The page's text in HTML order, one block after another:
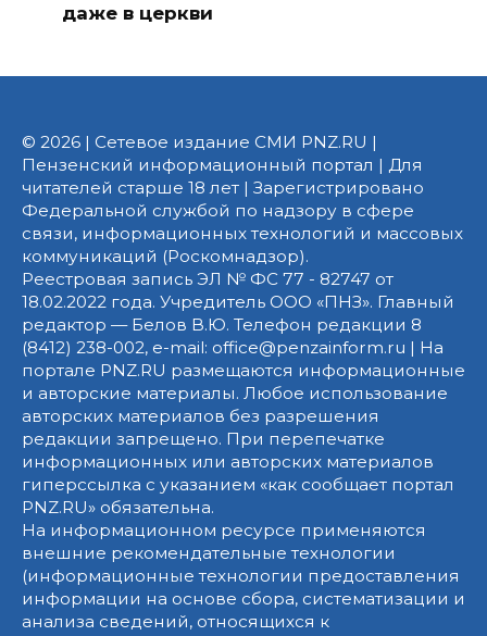
даже в церкви
© 2026 | Сетевое издание СМИ PNZ.RU |
Пензенский информационный портал | Для
читателей старше 18 лет | Зарегистрировано
Федеральной службой по надзору в сфере
связи, информационных технологий и массовых
коммуникаций (Роскомнадзор).
Реестровая запись ЭЛ № ФС 77 - 82747 от
18.02.2022 года. Учредитель ООО «ПНЗ». Главный
редактор — Белов В.Ю. Телефон редакции 8
(8412) 238-002, e-mail: office@penzainform.ru | На
портале PNZ.RU размещаются информационные
и авторские материалы. Любое использование
авторских материалов без разрешения
редакции запрещено. При перепечатке
информационных или авторских материалов
гиперссылка с указанием «как сообщает портал
PNZ.RU» обязательна.
На информационном ресурсе применяются
внешние рекомендательные технологии
(информационные технологии предоставления
информации на основе сбора, систематизации и
анализа сведений, относящихся к